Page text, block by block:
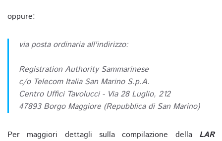
oppure:
via posta ordinaria all'indirizzo:
Registration Authority Sammarinese
c/o Telecom Italia San Marino S.p.A.
Centro Uffici Tavolucci - Via 28 Luglio, 212
47893 Borgo Maggiore (Repubblica di San Marino)
Per maggiori dettagli sulla compilazione della LAR